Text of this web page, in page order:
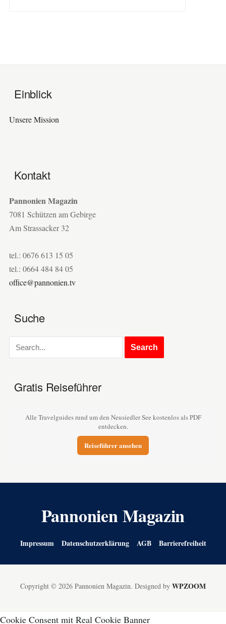
Einblick
Unsere Mission
Kontakt
Pannonien Magazin
7081 Schützen am Gebirge
Am Strassacker 32
tel.: 0676 613 15 05
tel.: 0664 484 84 05
office@pannonien.tv
Suche
Gratis Reiseführer
Alle Travelguides rund um den Neusiedler See kostenlos als PDF
entdecken.
Reiseführer ansehen
Pannonien Magazin
Impressum Datenschutzerklärung AGB Barrierefreiheit
Copyright © 2026 Pannonien Magazin. Designed by WPZOOM
Cookie Consent mit Real Cookie Banner